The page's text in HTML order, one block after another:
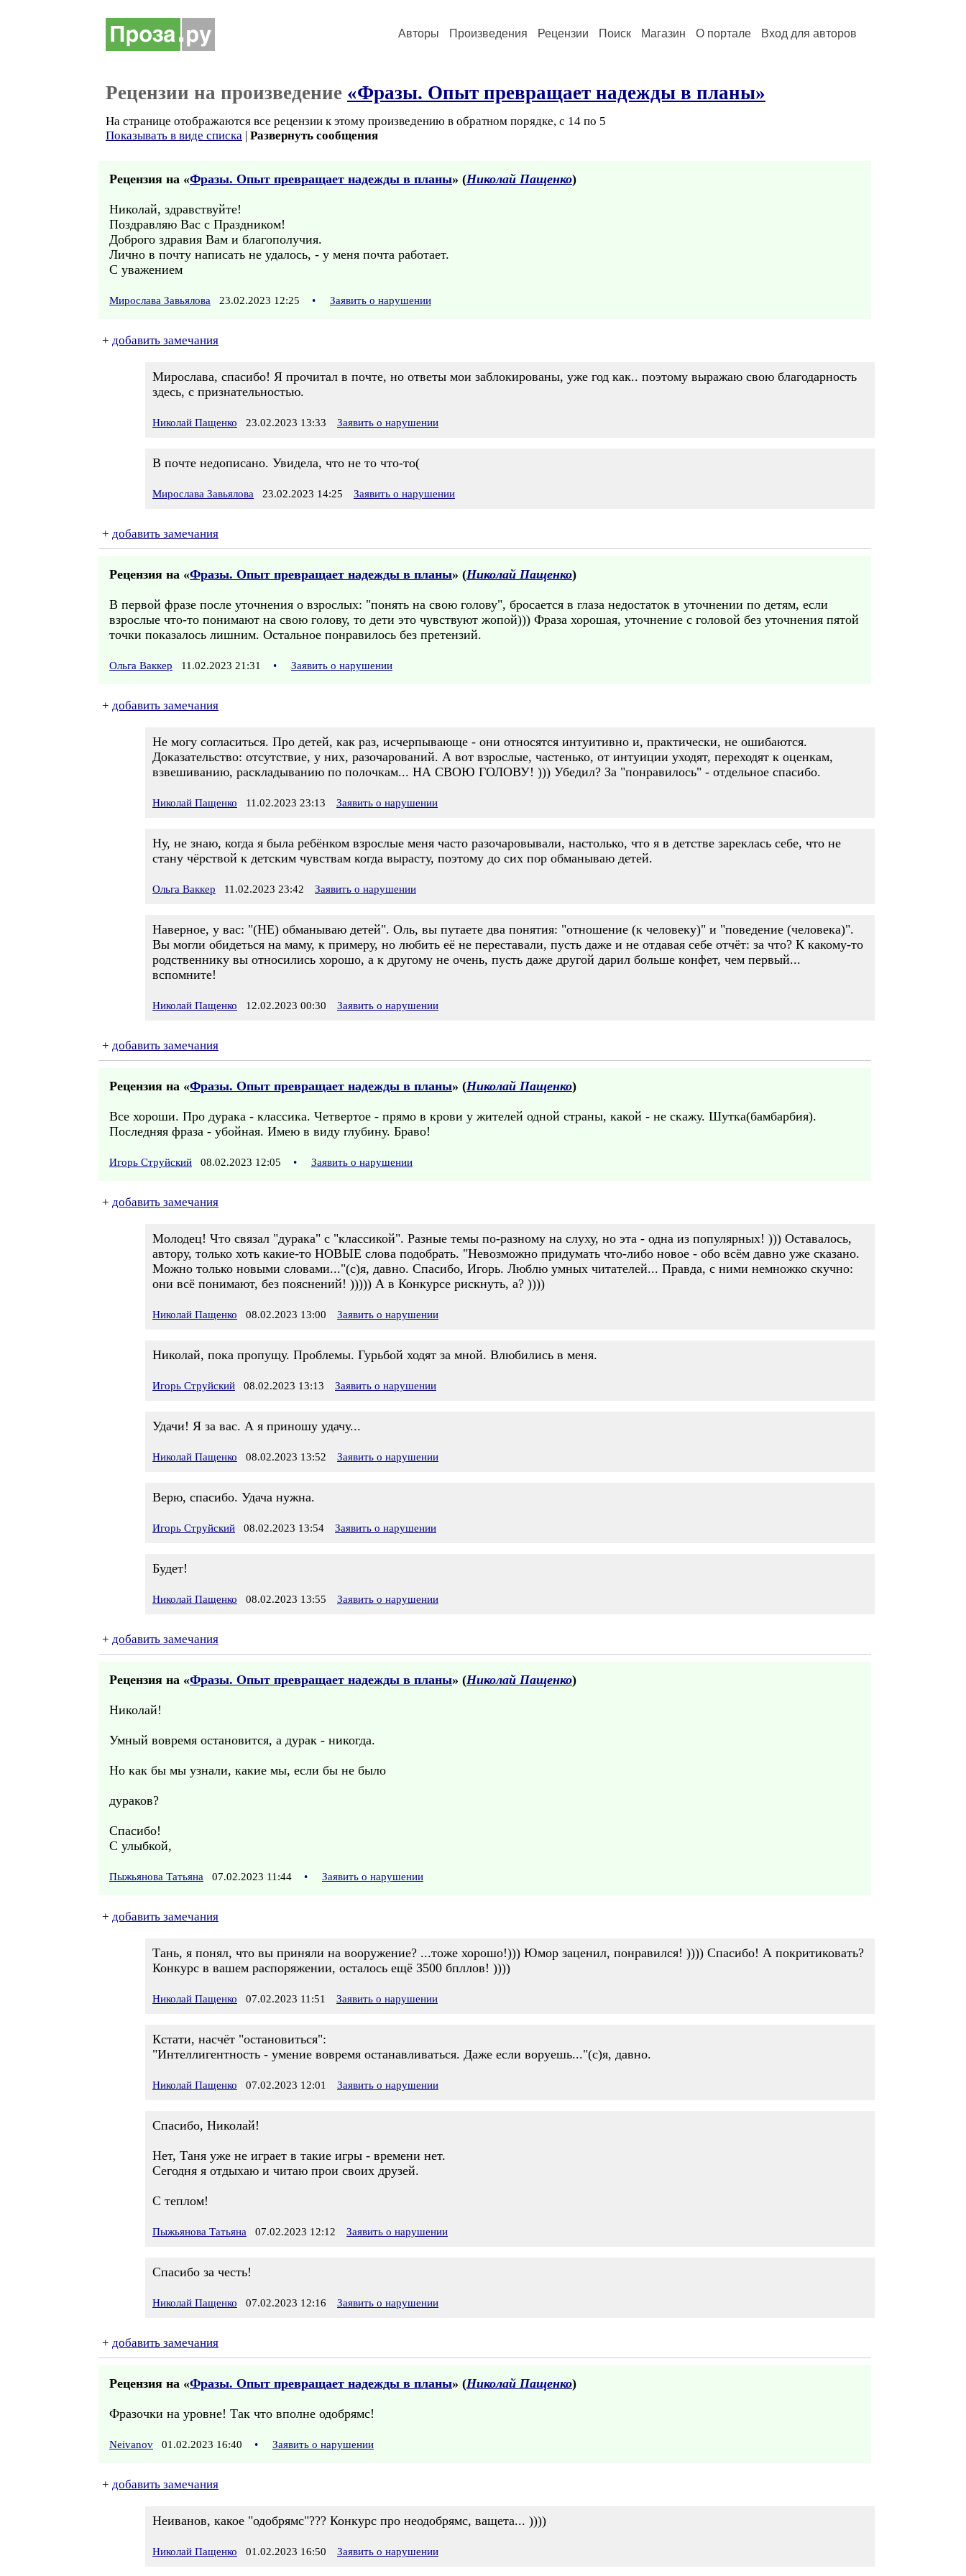
Авторы Произведения Рецензии Поиск Магазин О портале Вход для авторов
Рецензии на произведение «Фразы. Опыт превращает надежды в планы»
На странице отображаются все рецензии к этому произведению в обратном порядке, с 14 по 5
Показывать в виде списка | Развернуть сообщения
Рецензия на «Фразы. Опыт превращает надежды в планы» (Николай Пащенко)
Николай, здравствуйте!
Поздравляю Вас с Праздником!
Доброго здравия Вам и благополучия.
Лично в почту написать не удалось, - у меня почта работает.
С уважением
Мирослава Завьялова 23.02.2023 12:25 • Заявить о нарушении
+ добавить замечания
Мирослава, спасибо! Я прочитал в почте, но ответы мои заблокированы, уже год как.. поэтому выражаю свою благодарность
здесь, с признательностью.
Николай Пащенко 23.02.2023 13:33 Заявить о нарушении
В почте недописано. Увидела, что не то что-то(
Мирослава Завьялова 23.02.2023 14:25 Заявить о нарушении
+ добавить замечания
Рецензия на «Фразы. Опыт превращает надежды в планы» (Николай Пащенко)
В первой фразе после уточнения о взрослых: "понять на свою голову", бросается в глаза недостаток в уточнении по детям, если
взрослые что-то понимают на свою голову, то дети это чувствуют жопой))) Фраза хорошая, уточнение с головой без уточнения пятой
точки показалось лишним. Остальное понравилось без претензий.
Ольга Ваккер 11.02.2023 21:31 • Заявить о нарушении
+ добавить замечания
Не могу согласиться. Про детей, как раз, исчерпывающе - они относятся интуитивно и, практически, не ошибаются.
Доказательство: отсутствие, у них, разочарований. А вот взрослые, частенько, от интуиции уходят, переходят к оценкам,
взвешиванию, раскладыванию по полочкам... НА СВОЮ ГОЛОВУ! ))) Убедил? За "понравилось" - отдельное спасибо.
Николай Пащенко 11.02.2023 23:13 Заявить о нарушении
Ну, не знаю, когда я была ребёнком взрослые меня часто разочаровывали, настолько, что я в детстве зареклась себе, что не
стану чёрствой к детским чувствам когда вырасту, поэтому до сих пор обманываю детей.
Ольга Ваккер 11.02.2023 23:42 Заявить о нарушении
Наверное, у вас: "(НЕ) обманываю детей". Оль, вы путаете два понятия: "отношение (к человеку)" и "поведение (человека)".
Вы могли обидеться на маму, к примеру, но любить её не переставали, пусть даже и не отдавая себе отчёт: за что? К какому-то
родственнику вы относились хорошо, а к другому не очень, пусть даже другой дарил больше конфет, чем первый...
вспомните!
Николай Пащенко 12.02.2023 00:30 Заявить о нарушении
+ добавить замечания
Рецензия на «Фразы. Опыт превращает надежды в планы» (Николай Пащенко)
Все хороши. Про дурака - классика. Четвертое - прямо в крови у жителей одной страны, какой - не скажу. Шутка(бамбарбия).
Последняя фраза - убойная. Имею в виду глубину. Браво!
Игорь Струйский 08.02.2023 12:05 • Заявить о нарушении
+ добавить замечания
Молодец! Что связал "дурака" с "классикой". Разные темы по-разному на слуху, но эта - одна из популярных! ))) Оставалось,
автору, только хоть какие-то НОВЫЕ слова подобрать. "Невозможно придумать что-либо новое - обо всём давно уже сказано.
Можно только новыми словами..."(с)я, давно. Спасибо, Игорь. Люблю умных читателей... Правда, с ними немножко скучно:
они всё понимают, без пояснений! ))))) А в Конкурсе рискнуть, а? ))))
Николай Пащенко 08.02.2023 13:00 Заявить о нарушении
Николай, пока пропущу. Проблемы. Гурьбой ходят за мной. Влюбились в меня.
Игорь Струйский 08.02.2023 13:13 Заявить о нарушении
Удачи! Я за вас. А я приношу удачу...
Николай Пащенко 08.02.2023 13:52 Заявить о нарушении
Верю, спасибо. Удача нужна.
Игорь Струйский 08.02.2023 13:54 Заявить о нарушении
Будет!
Николай Пащенко 08.02.2023 13:55 Заявить о нарушении
+ добавить замечания
Рецензия на «Фразы. Опыт превращает надежды в планы» (Николай Пащенко)
Николай!
Умный вовремя остановится, а дурак - никогда.
Но как бы мы узнали, какие мы, если бы не было
дураков?
Спасибо!
С улыбкой,
Пыжьянова Татьяна 07.02.2023 11:44 • Заявить о нарушении
+ добавить замечания
Тань, я понял, что вы приняли на вооружение? ...тоже хорошо!))) Юмор заценил, понравился! )))) Спасибо! А покритиковать?
Конкурс в вашем распоряжении, осталось ещё 3500 бпллов! ))))
Николай Пащенко 07.02.2023 11:51 Заявить о нарушении
Кстати, насчёт "остановиться":
"Интеллигентность - умение вовремя останавливаться. Даже если воруешь..."(с)я, давно.
Николай Пащенко 07.02.2023 12:01 Заявить о нарушении
Спасибо, Николай!
Нет, Таня уже не играет в такие игры - времени нет.
Сегодня я отдыхаю и читаю прои своих друзей.
С теплом!
Пыжьянова Татьяна 07.02.2023 12:12 Заявить о нарушении
Спасибо за честь!
Николай Пащенко 07.02.2023 12:16 Заявить о нарушении
+ добавить замечания
Рецензия на «Фразы. Опыт превращает надежды в планы» (Николай Пащенко)
Фразочки на уровне! Так что вполне одобрямс!
Neivanov 01.02.2023 16:40 • Заявить о нарушении
+ добавить замечания
Неиванов, какое "одобрямс"??? Конкурс про неодобрямс, ващета... ))))
Николай Пащенко 01.02.2023 16:50 Заявить о нарушении